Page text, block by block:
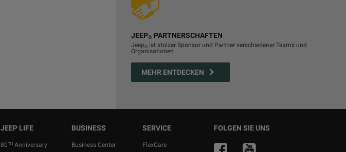
JEEP® PARTNERSCHAFTEN
Jeep® ist stolzer Sponsor und Partner verschiedener Teams und
Organisationen
MEHR ENTDECKEN
JEEP LIFE
80ᵀᴴ Anniversary
BUSINESS
Business Center
SERVICE
FlexCare
FOLGEN SIE UNS